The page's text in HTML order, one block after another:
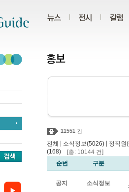
11551 건
전체 소식정보(5026) 정직원
(168) [총: 10144 건]
순번
구분
공지 소식정보